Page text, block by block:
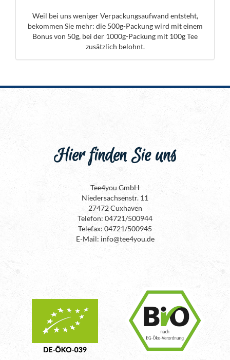
Weil bei uns weniger Verpackungsaufwand entsteht,
bekommen Sie mehr: die 500g-Packung wird mit einem
Bonus von 50g, bei der 1000g-Packung mit 100g Tee
zusätzlich belohnt.
Hier finden Sie uns
Tee4you GmbH
Niedersachsenstr. 11
27472 Cuxhaven
Telefon: 04721/500944
Telefax: 04721/500945
E-Mail: info@tee4you.de